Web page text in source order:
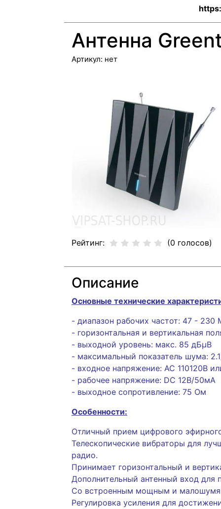
Антенна
Артикул: нет
Рейтинг: (0 голосов)
Описание
Основные технические
- диапазон рабочих частот: 47 -
- горизонтальная и вертикальная
- выходной уровень: макс. 85 дБµВ
- максимальный показатель шума:
- входное напряжение: АС 110120В
- рабочее напряжение: DC 12В/50мА
- выходное сопротивление: 75 Ом
Особенности:
Отличный прием цифрового
Телескопические вибраторы для
радио.
Принимает горизонтальный и
Дополнительный антенный вход для
Со встроенным мощным и
Регулировка усиления для